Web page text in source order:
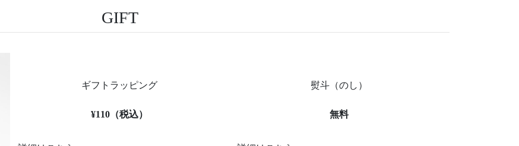
GIFT
ギフトラッピング
¥110（税込）
熨斗（のし）
無料